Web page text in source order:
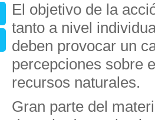
El objetivo de la
tanto a nivel
deben provocar un
percepciones sobre
recursos naturales.
Gran parte del